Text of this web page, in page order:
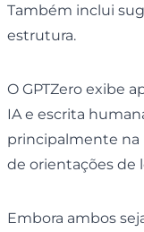
Também inclui
estrutura.
O GPTZero exibe
IA e escrita
principalmente na
de orientações de
Embora ambos